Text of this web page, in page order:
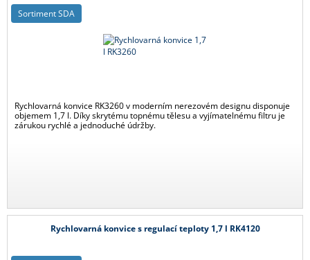
Rychlovarná konvice RK3260 v moderním nerezovém designu disponuje
objemem 1,7 l. Díky skrytému topnému tělesu a vyjímatelnému filtru je
zárukou rychlé a jednoduché údržby.
Sortiment SDA
Rychlovarná konvice s regulací teploty 1,7 l RK4120